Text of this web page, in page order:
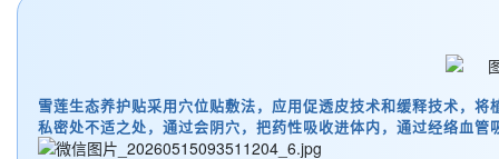
雪莲生态养护贴采用穴位贴敷法，应用促透皮技术和缓释技术，
私密处不适之处，通过会阴穴，把药性吸收进体内，通过经络血